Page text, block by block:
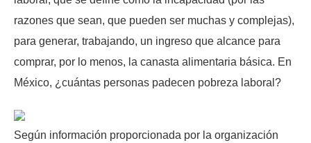
razones que sean, que pueden ser muchas y complejas),
para generar, trabajando, un ingreso que alcance para
comprar, por lo menos, la canasta alimentaria básica. En
México, ¿cuántas personas padecen pobreza laboral?
Según información proporcionada por la organización